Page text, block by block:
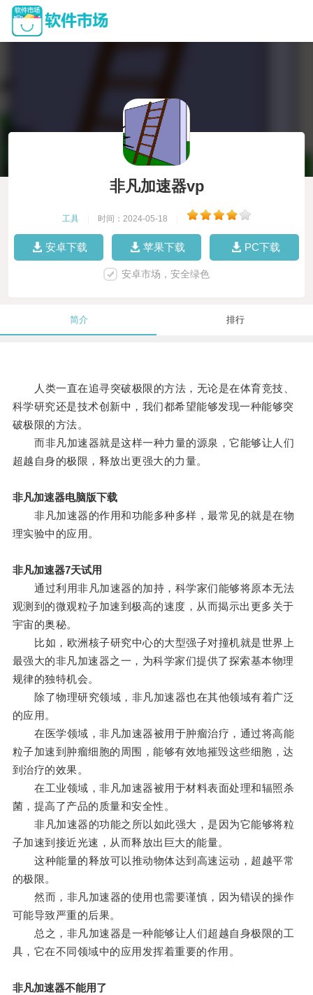
非凡加速器vp
工具 时间：2024-05-18
安卓下载 苹果下载 PC下载
安卓市场，安全绿色
简介 排行
人类一直在追寻突破极限的方法，无论是在体育竞技、
科学研究还是技术创新中，我们都希望能够发现一种能够突
破极限的方法。
而非凡加速器就是这样一种力量的源泉，它能够让人们
超越自身的极限，释放出更强大的力量。
非凡加速器电脑版下载
非凡加速器的作用和功能多种多样，最常见的就是在物
理实验中的应用。
非凡加速器7天试用
通过利用非凡加速器的加持，科学家们能够将原本无法
观测到的微观粒子加速到极高的速度，从而揭示出更多关于
宇宙的奥秘。
比如，欧洲核子研究中心的大型强子对撞机就是世界上
最强大的非凡加速器之一，为科学家们提供了探索基本物理
规律的独特机会。
除了物理研究领域，非凡加速器也在其他领域有着广泛
的应用。
在医学领域，非凡加速器被用于肿瘤治疗，通过将高能
粒子加速到肿瘤细胞的周围，能够有效地摧毁这些细胞，达
到治疗的效果。
在工业领域，非凡加速器被用于材料表面处理和辐照杀
菌，提高了产品的质量和安全性。
非凡加速器的功能之所以如此强大，是因为它能够将粒
子加速到接近光速，从而释放出巨大的能量。
这种能量的释放可以推动物体达到高速运动，超越平常
的极限。
然而，非凡加速器的使用也需要谨慎，因为错误的操作
可能导致严重的后果。
总之，非凡加速器是一种能够让人们超越自身极限的工
具，它在不同领域中的应用发挥着重要的作用。
非凡加速器不能用了